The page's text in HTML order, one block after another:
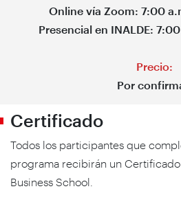
Online vía Zoom: 7:00
Presencial en INALDE:
Precio:
Por
Certificado
Todos los participantes que
programa recibirán un Certificado
Business School.